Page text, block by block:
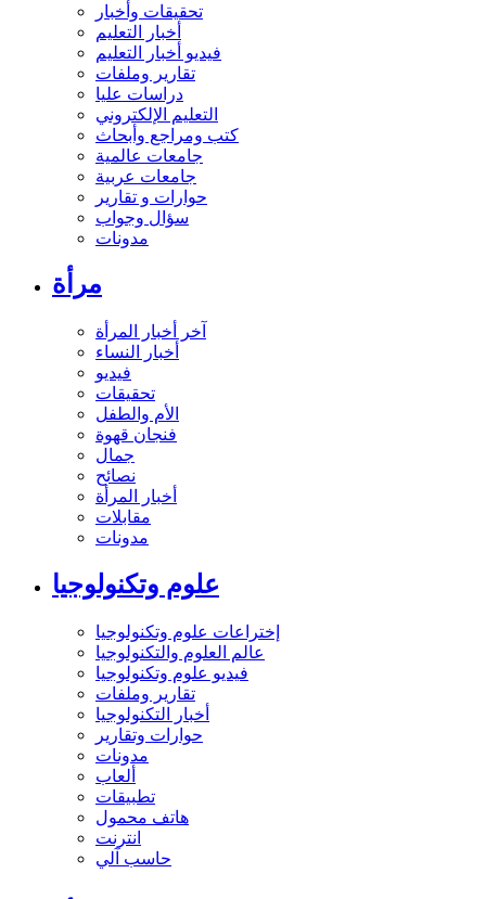
تحقيقات وأخبار
أخبار التعليم
فيديو أخبار التعليم
تقارير وملفات
دراسات عليا
التعليم الإلكتروني
كتب ومراجع وأبحاث
جامعات عالمية
جامعات عربية
حوارات و تقارير
سؤال وجواب
مدونات
مرأة
آخر أخبار المرأة
أخبار النساء
فيديو
تحقيقات
الأم والطفل
فنجان قهوة
جمال
نصائح
أخبار المرأة
مقابلات
مدونات
علوم وتكنولوجيا
إختراعات علوم وتكنولوجيا
عالم العلوم والتكنولوجيا
فيديو علوم وتكنولوجيا
تقارير وملفات
أخبار التكنولوجيا
حوارات وتقارير
مدونات
ألعاب
تطبيقات
هاتف محمول
انترنت
حاسب آلي